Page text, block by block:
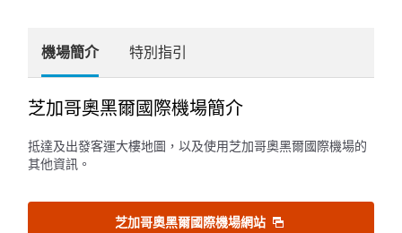
機場簡介 特別指引
芝加哥奧黑爾國際機場簡介
抵達及出發客運大樓地圖，以及使用芝加哥奧黑爾國際機場的
其他資訊。
芝加哥奧黑爾國際機場網站